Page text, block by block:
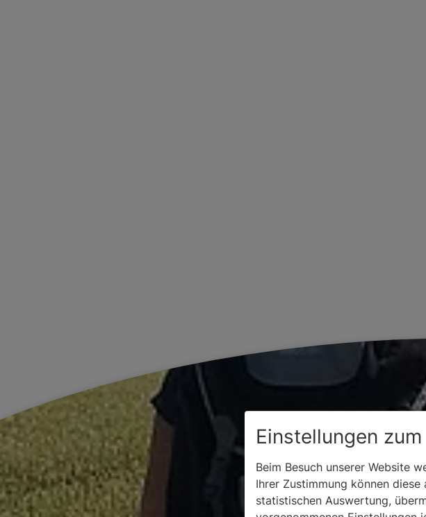
Einstellungen
Beim Besuch unserer Website
Ihrer Zustimmung können
statistischen Auswertung,